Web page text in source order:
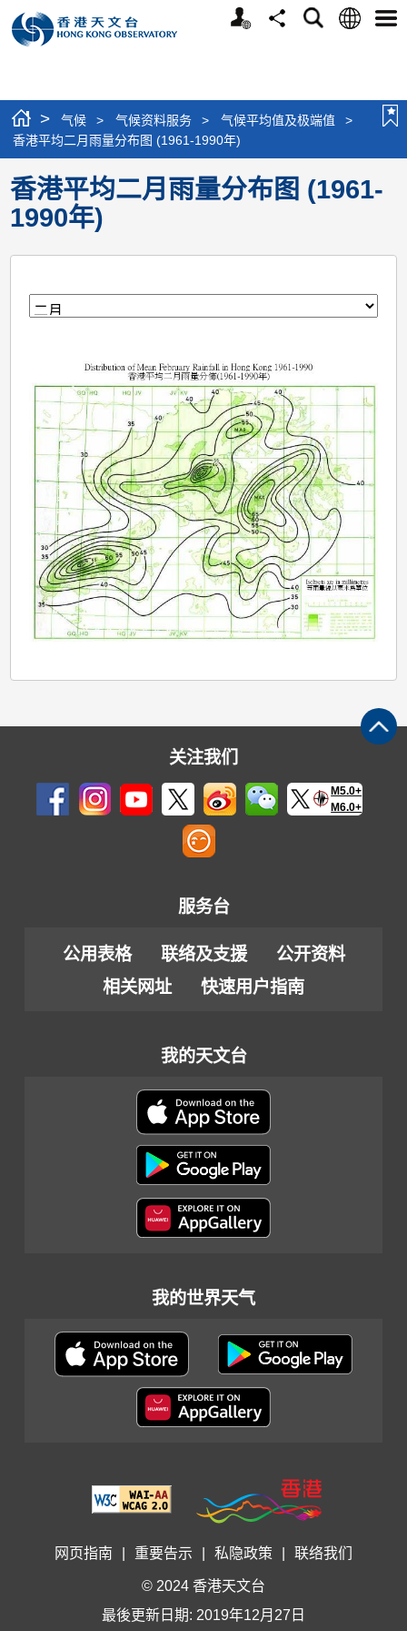
个
分
搜
语
选
> 气候 > 气候资料服务 > 气候平均值及极端值
>
香港平均二月雨量分布图 (1961-1990年)
香港平均二月雨量分布图 (1961-
1990年)
月
关注我们
M5.0+
M6.0+
服务台
公用表格 联络及支援
公开资料
相关网址
快速用户指南
我的天文台
我的世界天气
网页指南 重要告示 私隐政策 联络我们
© 2024 香港天文台
最後更新日期: 2019年12月27日